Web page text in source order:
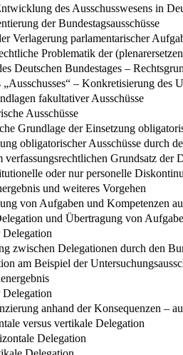
des Ausschusswesens in
der Bundestagsausschüsse
Verlagerung parlamentarischer
Problematik der
Deutschen Bundestages –
– Konkretisierung des
fakultativer Ausschüsse
Ausschüsse
Grundlage der Einsetzung
obligatorischer Ausschüsse durch
verfassungsrechtlichen Grundsatz der
oder nur personelle
und weiteres Vorgehen
von Aufgaben und Kompetenzen
und Übertragung von
zwischen Delegationen durch den
am Beispiel der
anhand der Konsequenzen –
versus vertikale Delegation
Delegation